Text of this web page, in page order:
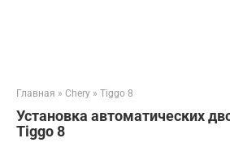
Главная » Chery » Tiggo 8
Установка автоматических
Tiggo 8